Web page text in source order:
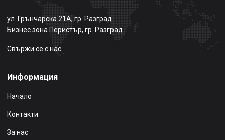
ул. Грънчарска 21А, гр. Разград
Бизнес зона Перистър, гр. Разград
Свържи се с нас
Информация
Начало
Контакти
За нас